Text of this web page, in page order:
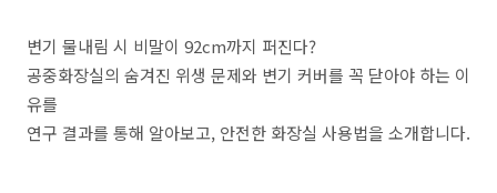
변기 물내림 시 비말이 92cm까지 퍼진다?
공중화장실의 숨겨진 위생 문제와 변기 커버를 꼭 닫아야 하는 이
유를
연구 결과를 통해 알아보고, 안전한 화장실 사용법을 소개합니다.